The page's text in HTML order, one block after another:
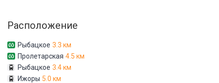
Расположение
Рыбацкое 3.3 км
Пролетарская 4.5 км
Рыбацкое 3.4 км
Ижоры 5.0 км